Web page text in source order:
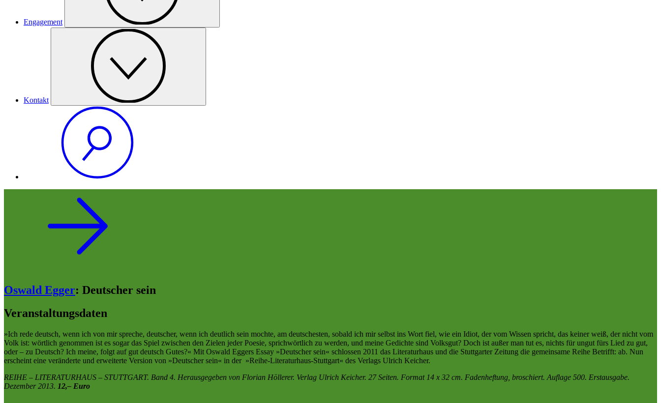
Engagement
Kontakt
Oswald Egger: Deutscher sein
Veranstaltungsdaten
»Ich rede deutsch, wenn ich von mir spreche, deutscher, wenn ich deutlich sein mochte, am deutschesten, sobald ich mir selbst ins Wort fiel, wie ein Idiot, der vom Wissen spricht, das keiner weiß, der nicht vom
Volk ist: wörtlich genommen ist es sogar das Spiel zwischen den Zielen jeder Poesie, sprichwörtlich zu werden, und meine Gedichte sind Volksgut? Doch ist außer man tut es, nichts für ungut fürs Lied zu gut,
oder – zu Deutsch? Ich meine, folgt auf gut deutsch Gutes?« Mit Oswald Eggers Essay »Deutscher sein« schlossen 2011 das Literaturhaus und die Stuttgarter Zeitung die gemeinsame Reihe Betrifft: ab. Nun
erscheint eine veränderte und erweiterte Version von »Deutscher sein« in der »Reihe-Literaturhaus-Stuttgart« des Verlags Ulrich Keicher.
REIHE – LITERATURHAUS – STUTTGART. Band 4. Herausgegeben von Florian Höllerer. Verlag Ulrich Keicher. 27 Seiten. Format 14 x 32 cm. Fadenheftung, broschiert. Auflage 500. Erstausgabe.
Dezember 2013. 12,– Euro